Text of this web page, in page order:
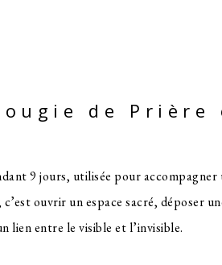
de
9 jours, utilisée pour
ouvrir un espace sacré, déposer
lien entre le visible et l’invisible.